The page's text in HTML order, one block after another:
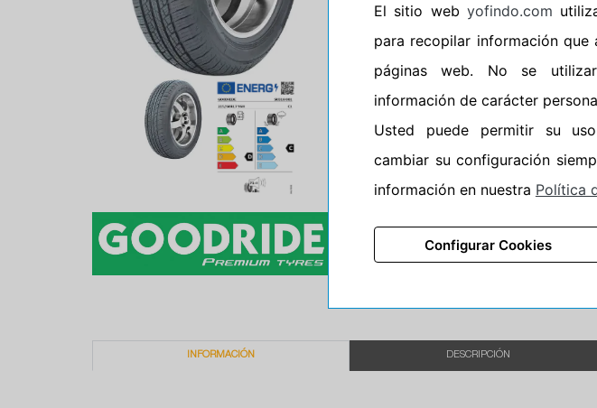
Carretera
•Etiqueta
INFORMACIÓN DESCRIPCIÓN
El sitio web yofindo.com
para recopilar información
páginas web. No se
información de carácter
Usted puede permitir su
cambiar su configuración
información en nuestra Política
Configurar Cookies